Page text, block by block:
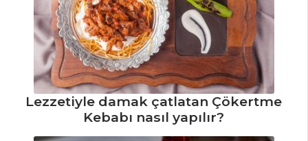
Portakal
Kabuğunda
Dondurmalı Meyve
Salatası Tarifi, Nasıl
Yapılır?
Börülceli Bakla
Salatası Tarifi, Nasıl
Yapılır?
Lezzetiyle damak çatlatan Çökertme
Kebabı nasıl yapılır?